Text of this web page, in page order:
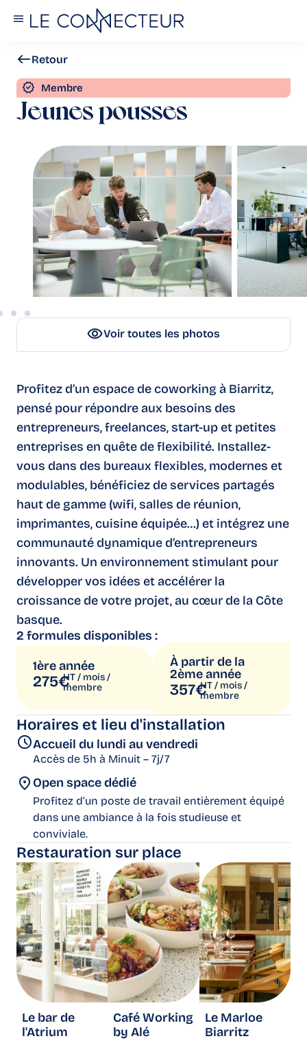
Retour
Jeunes pousses
Membre
Voir toutes les photos
Profitez d’un espace de coworking à Biarritz,
pensé pour répondre aux besoins des
entrepreneurs, freelances, start-up et petites
entreprises en quête de flexibilité. Installez-
vous dans des bureaux flexibles, modernes et
modulables, bénéficiez de services partagés
haut de gamme (wifi, salles de réunion,
imprimantes, cuisine équipée…) et intégrez une
communauté dynamique d’entrepreneurs
innovants. Un environnement stimulant pour
développer vos idées et accélérer la
croissance de votre projet, au cœur de la Côte
basque.
2 formules disponibles :
1ère année
275€HT / mois /
membre
À partir de la
2ème année
357€HT / mois /
membre
Horaires et lieu d'installation
Accueil du lundi au vendredi
Accès de 5h à Minuit – 7j/7
Open space dédié
Profitez d’un poste de travail entièrement équipé
dans une ambiance à la fois studieuse et
conviviale.​
Restauration sur place
Le bar de
l'Atrium
Café Working
by Alé
Le Marloe
Biarritz